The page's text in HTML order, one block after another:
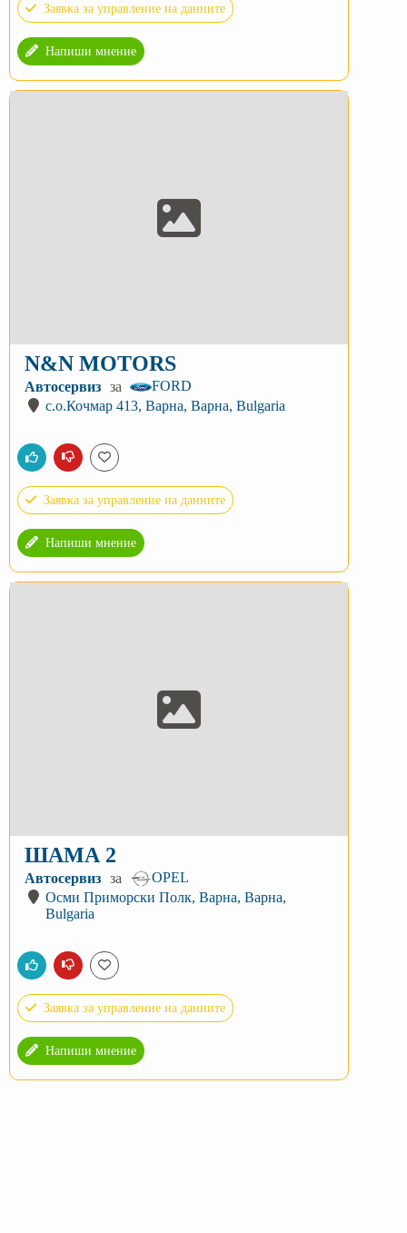
Заявка за управление на данните
Напиши мнение
N&N MOTORS
Автосервиз за
FORD
с.о.Кочмар 413, Варна, Варна, Bulgaria
Заявка за управление на данните
Напиши мнение
ШАМА 2
Автосервиз за
OPEL
Осми Приморски Полк, Варна, Варна,
Bulgaria
Заявка за управление на данните
Напиши мнение